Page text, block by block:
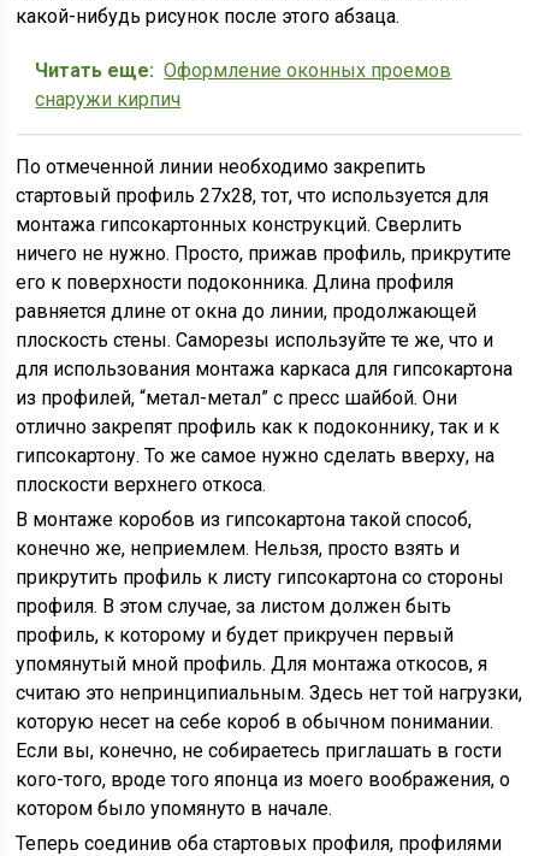
какой-нибудь рисунок после этого абзаца.
Читать еще: Оформление оконных проемов
снаружи кирпич
По отмеченной линии необходимо закрепить
стартовый профиль 27х28, тот, что используется для
монтажа гипсокартонных конструкций. Сверлить
ничего не нужно. Просто, прижав профиль, прикрутите
его к поверхности подоконника. Длина профиля
равняется длине от окна до линии, продолжающей
плоскость стены. Саморезы используйте те же, что и
для использования монтажа каркаса для гипсокартона
из профилей, “метал-метал” с пресс шайбой. Они
отлично закрепят профиль как к подоконнику, так и к
гипсокартону. То же самое нужно сделать вверху, на
плоскости верхнего откоса.
В монтаже коробов из гипсокартона такой способ,
конечно же, неприемлем. Нельзя, просто взять и
прикрутить профиль к листу гипсокартона со стороны
профиля. В этом случае, за листом должен быть
профиль, к которому и будет прикручен первый
упомянутый мной профиль. Для монтажа откосов, я
считаю это непринципиальным. Здесь нет той нагрузки,
которую несет на себе короб в обычном понимании.
Если вы, конечно, не собираетесь приглашать в гости
кого-того, вроде того японца из моего воображения, о
котором было упомянуто в начале.
Теперь соединив оба стартовых профиля, профилями